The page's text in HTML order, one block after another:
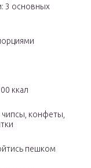
3 основных
ккал
конфеты,
пешком